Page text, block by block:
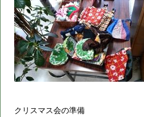
クリスマス会の準備